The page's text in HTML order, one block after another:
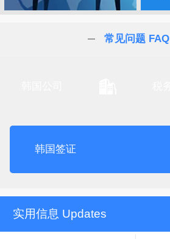
常见问题 FAQ
韩国签证
实用信息 Updates